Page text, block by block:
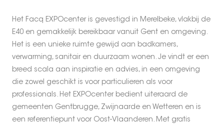
Het Facq EXPOcenter is gevestigd in Merelbeke, vlakbij de
E40 en gemakkelijk bereikbaar vanuit Gent en omgeving.
Het is een unieke ruimte gewijd aan badkamers,
verwarming, sanitair en duurzaam wonen. Je vindt er een
breed scala aan inspiratie en advies, in een omgeving
die zowel geschikt is voor particulieren als voor
professionals. Het EXPOcenter bedient uiteraard de
gemeenten Gentbrugge, Zwijnaarde en Wetteren en is
een referentiepunt voor Oost-Vlaanderen. Met gratis